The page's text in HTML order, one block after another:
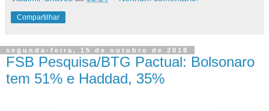
Compartilhar
segunda-feira, 15 de outubro de 2018
FSB Pesquisa/BTG Pactual: Bolsonaro
tem 51% e Haddad, 35%